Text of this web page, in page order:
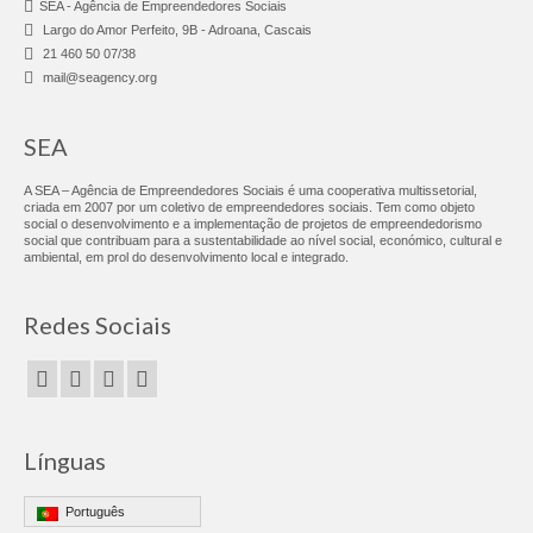
Sessão de Recrutamento | Chamusca – 26 maio
2026
Recrutador – 20 maio 2026
Curso Intensivo Empreendedorismo | Como
Criar o Seu próprio Negócio – 18 a 29 maio 2026
Profissional – 13 maio 2026
Workshop de Carpintaria | Cavalete para
Sessão de Recrutamento Oeiras – 7 maio 2026
Workshop Desmarca-te | Recibos Verdes Sem
SEA - Agência de Empreendedores Sociais
Largo do Amor Perfeito, 9B - Adroana, Cascais
21 460 50 07/38
mail@seagency.org
SEA
A SEA – Agência de Empreendedores Sociais é uma cooperativa multissetorial,
criada em 2007 por um coletivo de empreendedores sociais. Tem como objeto
social o desenvolvimento e a implementação de projetos de empreendedorismo
social que contribuam para a sustentabilidade ao nível social, económico, cultural e
ambiental, em prol do desenvolvimento local e integrado.
Redes Sociais
Línguas
Português